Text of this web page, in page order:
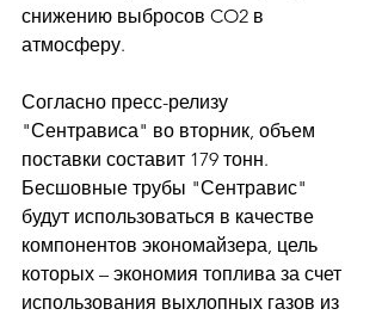
снижению выбросов CO2 в
атмосферу.
Согласно пресс-релизу
"Сентрависа" во вторник, объем
поставки составит 179 тонн.
Бесшовные трубы "Сентравис"
будут использоваться в качестве
компонентов экономайзера, цель
которых – экономия топлива за счет
использования выхлопных газов из